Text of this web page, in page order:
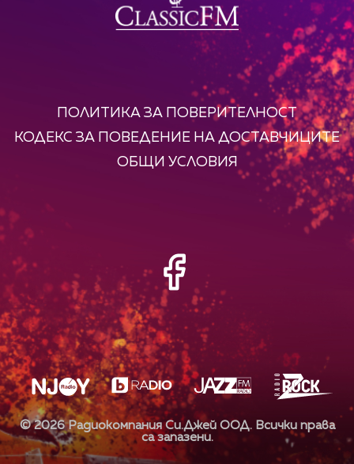
ПОЛИТИКА ЗА ПОВЕРИТЕЛНОСТ
КОДЕКС ЗА ПОВЕДЕНИЕ НА ДОСТАВЧИЦИТЕ
ОБЩИ УСЛОВИЯ
©2026Радиокомпания Си.Джей ООД. Всички права
са запазени.